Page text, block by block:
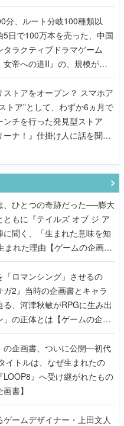
EXTREME』で初タッグを組
ド2人に訊く開発秘話
分、ルート分岐100種類以
5日で100万本を売った、中国
タラクティブドラマゲーム
女帝への道II』の、規模が違
プロデューサーに聞いた
アをオープン？ スマホア
トア”として、わずか6ヵ月で
ンチを行った発見型ストア
ーナ！』仕掛け人に話を聞い
、ひとつの奇跡だった──膨大
ともに『テイルズ オブ ジ ア
に聞く、「生まれた意味を知
まれた理由【ゲームの企画
「ロマンシング」させるの
ガ2』当時の企画書とキャラ
る、河津秋敏がRPGに生み出
」の正体とは【ゲームの企画
の企画書、ついに公開━初代
イトルは、なぜ生まれたの
LOOP8』へ受け継がれたもの
書】
ームデザイナー・上田文人